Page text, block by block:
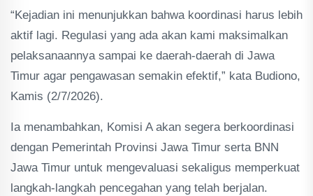
“Kejadian ini menunjukkan bahwa koordinasi harus lebih
aktif lagi. Regulasi yang ada akan kami maksimalkan
pelaksanaannya sampai ke daerah-daerah di Jawa
Timur agar pengawasan semakin efektif,” kata Budiono,
Kamis (2/7/2026).
Ia menambahkan, Komisi A akan segera berkoordinasi
dengan Pemerintah Provinsi Jawa Timur serta BNN
Jawa Timur untuk mengevaluasi sekaligus memperkuat
langkah-langkah pencegahan yang telah berjalan.